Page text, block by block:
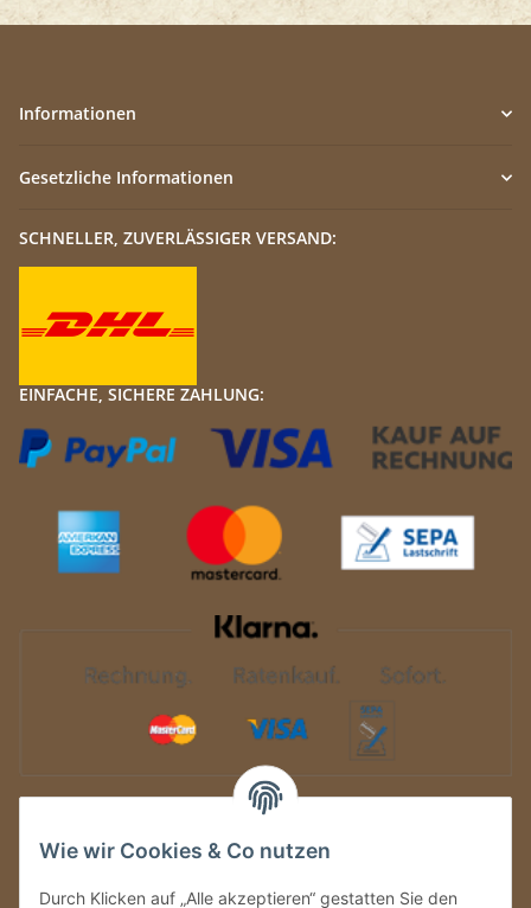
Wie wir Cookies & Co nutzen
Durch Klicken auf „Alle akzeptieren“ gestatten Sie den
Informationen
Gesetzliche Informationen
SCHNELLER, ZUVERLÄSSIGER VERSAND:
EINFACHE, SICHERE ZAHLUNG: